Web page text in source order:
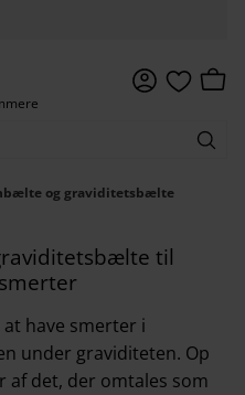
Favoritter
og graviditetsbælte
til
have smerter i
under graviditeten. Op
af det, der omtales som